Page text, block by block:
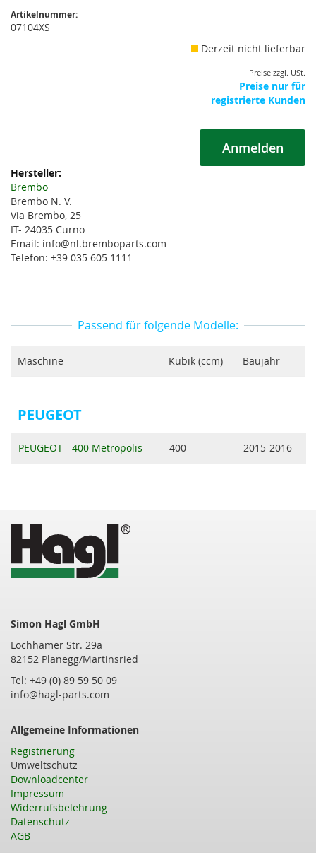
Artikelnummer:
07104XS
Derzeit nicht lieferbar
Preise zzgl. USt.
Preise nur für
registrierte Kunden
Anmelden
Weitere
Informationen
Brembo
Brembo N. V.
Via Brembo, 25
IT- 24035 Curno
Email: info@nl.bremboparts.com
Telefon: +39 035 605 1111
Passend für folgende Modelle:
Maschine Kubik (ccm) Baujahr
PEUGEOT
PEUGEOT - 400 Metropolis 400 2015-2016
Simon Hagl GmbH
Lochhamer Str. 29a
82152 Planegg/Martinsried
Tel: +49 (0) 89 59 50 09
info@hagl-parts.com
Allgemeine Informationen
Registrierung
Umweltschutz
Downloadcenter
Impressum
Widerrufsbelehrung
Datenschutz
AGB